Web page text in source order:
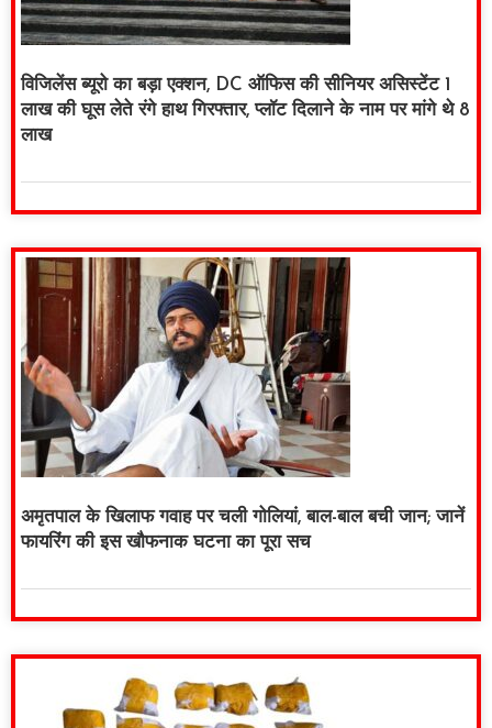
विजिलेंस ब्यूरो का बड़ा एक्शन, DC ऑफिस की सीनियर असिस्टेंट 1
लाख की घूस लेते रंगे हाथ गिरफ्तार, प्लॉट दिलाने के नाम पर मांगे थे 8
लाख
अमृतपाल के खिलाफ गवाह पर चली गोलियां, बाल-बाल बची जान; जानें
फायरिंग की इस खौफनाक घटना का पूरा सच